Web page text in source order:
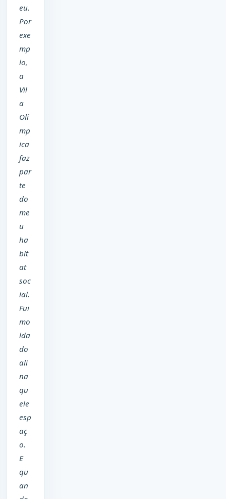
eu.
Por
exe
mp
lo,
a
Vil
a
Olí
mp
ica
faz
par
te
do
me
u
ha
bit
at
soc
ial.
Fui
mo
lda
do
ali
na
qu
ele
esp
aç
o.
E
qu
an